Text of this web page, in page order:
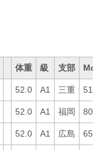
体重 級 支部 Mo
52.0 A1 三重 51
52.0 A1 福岡 80
52.0 A1 広島 65